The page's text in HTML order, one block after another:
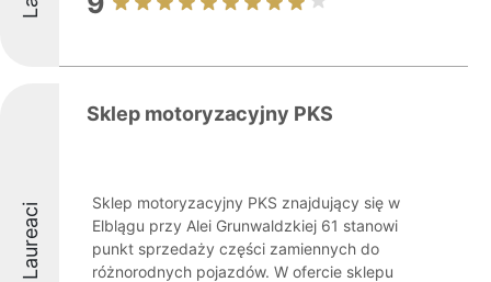
Laureaci
Sklep motoryzacyjny PKS
Sklep motoryzacyjny PKS znajdujący się w
Elblągu przy Alei Grunwaldzkiej 61 stanowi
punkt sprzedaży części zamiennych do
różnorodnych pojazdów. W ofercie sklepu